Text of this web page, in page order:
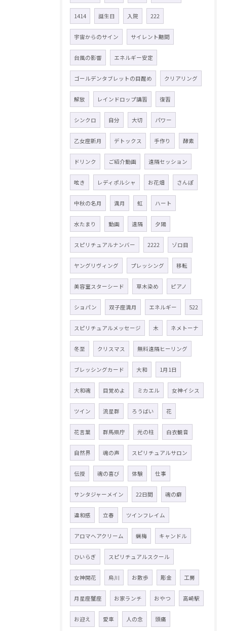
1414 誕生日 入院 222
宇宙からのサイン サイレント期間
台風の影響 エネルギー安定
ゴールデンタブレットの目醒め クリアリング
解放 レインドロップ講習 復習
シンクロ 自分 大切 パワー
乙女座新月 デトックス 手作り 酵素
ドリンク ご紹介動画 遠隔セッション
呟き レディポルシャ お花畑 さんぽ
中秋の名月 満月 虹 ハート
水たまり 動画 遠隔 夕陽
スピリチュアルナンバー 2222 ゾロ目
ヤングリヴィング プレッシング 移転
美容室スターシード 草木染め ピアノ
ショパン 双子座満月 エネルギー 522
スピリチュアルメッセージ 木 ネメトーナ
冬至 クリスマス 無料遠隔ヒーリング
ブレッシングカード 大和 1月1日
大和魂 目覚めよ ミカエル 女神イシス
ツイン 流星群 ろうばい 花
花言葉 群馬県庁 光の柱 白衣観音
自然界 魂の声 スピリチュアルサロン
伝授 魂の喜び 体験 仕事
サンタジャーメイン 22日間 魂の癖
違和感 立春 ツインフレイム
アロマヘアクリーム 蝋梅 キャンドル
ひいらぎ スピリチュアルスクール
女神開花 烏川 お散歩 彫金 工房
月星座蟹座 お家ランチ おやつ 高崎駅
お迎え 愛車 人の念 頭痛